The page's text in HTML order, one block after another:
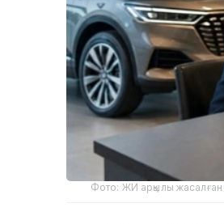
Фото: ЖИ арқылы жасалған